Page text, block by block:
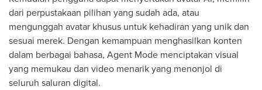
dari perpustakaan pilihan yang sudah ada, atau
mengunggah avatar khusus untuk kehadiran yang unik dan
sesuai merek. Dengan kemampuan menghasilkan konten
dalam berbagai bahasa, Agent Mode menciptakan visual
yang memukau dan video menarik yang menonjol di
seluruh saluran digital.